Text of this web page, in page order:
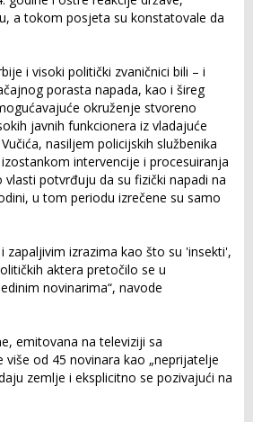
a tokom posjeta su konstatovale da
i visoki politički zvaničnici bili – i
porasta napada, kao i šireg
okruženje stvoreno
javnih funkcionera iz vladajuće
nasiljem policijskih službenika
intervencije i procesuiranja
potvrđuju da su fizički napadi na
u tom periodu izrečene su samo
zapaljivim izrazima kao što su 'insekti',
aktera pretočilo se u
novinarima“, navode
emitovana na televiziji sa
od 45 novinara kao „neprijatelje
zemlje i eksplicitno se pozivajući na